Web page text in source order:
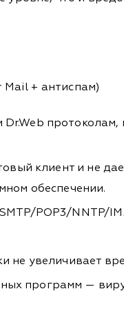
+ антиспам)
клиент и не
обеспечении.
POP3/NNTP/
не увеличивает
программ —